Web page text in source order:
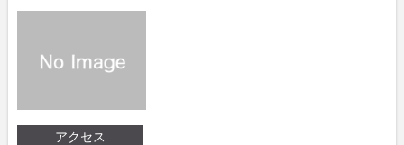
アクセス